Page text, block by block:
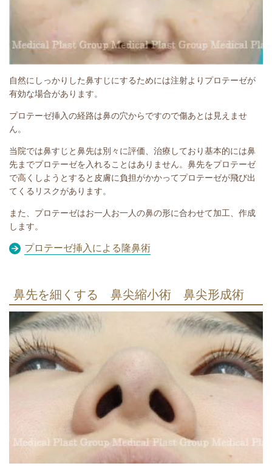
自然にしっかりした鼻すじにするためには注射よりプロテーゼが
有効な場合があります。
プロテーゼ挿入の経路は鼻の穴からですので傷あとは見えませ
ん。
当院では鼻すじと鼻先は別々に評価、治療しており基本的には鼻
先までプロテーゼを入れることはありません。鼻先をプロテーゼ
で高くしようとすると皮膚に負担がかかってプロテーゼが飛び出
てくるリスクがあります。
また、プロテーゼはお一人お一人の鼻の形に合わせて加工、作成
します。
プロテーゼ挿入による隆鼻術
鼻先を細くする 鼻尖縮小術 鼻尖形成術